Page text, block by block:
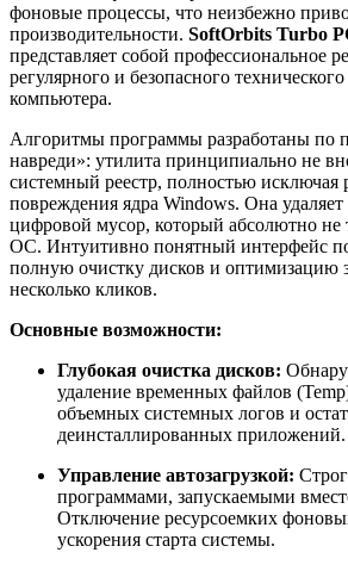
фоновые процессы, что неизбежно
производительности. SoftOrbits Turbo
представляет собой профессиональное
регулярного и безопасного
компьютера.
Алгоритмы программы разработаны по
навреди»: утилита принципиально не
системный реестр, полностью исключая
повреждения ядра Windows. Она
цифровой мусор, который абсолютно не
ОС. Интуитивно понятный интерфейс
полную очистку дисков и оптимизацию
несколько кликов.
Основные возможности:
Глубокая очистка дисков:
удаление временных файлов
объемных системных логов и
деинсталлированных приложений.
Управление автозагрузкой:
программами, запускаемыми
Отключение ресурсоемких
ускорения старта системы.